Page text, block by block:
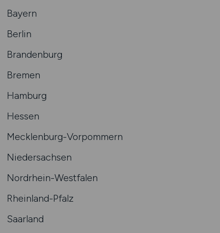
Bayern
Berlin
Brandenburg
Bremen
Hamburg
Hessen
Mecklenburg-Vorpommern
Niedersachsen
Nordrhein-Westfalen
Rheinland-Pfalz
Saarland